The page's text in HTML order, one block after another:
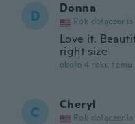
D Donna
Rok dołączenia
Love it.
right size
około 4 roku temu
C Cheryl
Rok dołączenia